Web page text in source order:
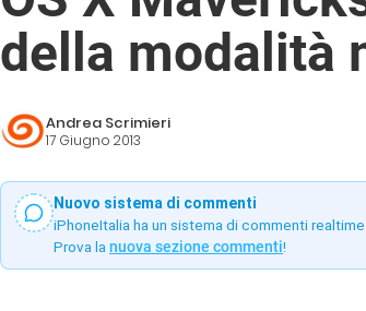
della modalità
Andrea Scrimieri
17 Giugno 2013
Nuovo sistema di commenti
iPhoneItalia ha un sistema di commenti
Prova la nuova sezione commenti!